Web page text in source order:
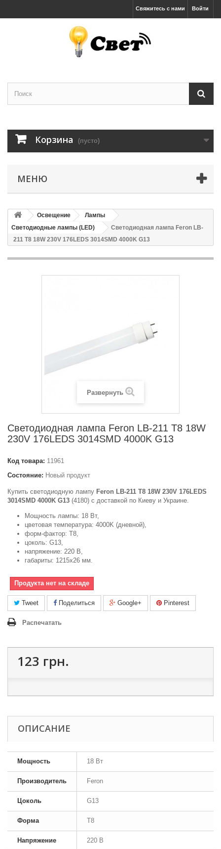
Войти
Свяжитесь с нами
Корзина (пусто)
МЕНЮ
Освещение
Лампы
Светодиодные лампы (LED)
Светодиодная лампа Feron LB-
211 T8 18W 230V 176LEDS 3014SMD 4000K G13
Развернуть
Светодиодная лампа Feron LB-211 T8 18W
230V 176LEDS 3014SMD 4000K G13
Код товара: 11961
Состояние: Новый продукт
Купить светодиодную лампу Feron LB-211 T8 18W 230V 176LEDS
3014SMD 4000K G13 (4180) с доставкой по Киеву и Украине.
Мощность лампы: 18 Вт,
цветовая температура: 4000K (дневной),
форм-фактор: Т8,
цоколь: G13,
напряжение: 220 В,
габариты: 1215х26 мм.
Продукта нет на складе
Tweet Поделиться Google+ Pinterest
Распечатать
123 грн.
ОПИСАНИЕ
Мощность 18 Вт
Производитель Feron
Цоколь G13
Форма T8
Напряжение 220 В